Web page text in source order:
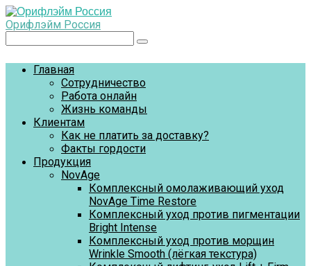
Перейти
к
контенту
Орифлэйм Россия
Главная
Сотрудничество
Работа онлайн
Жизнь команды
Клиентам
Как не платить за доставку?
Факты гордости
Продукция
NovAge
Комплексный омолаживающий уход
NovAge Time Restore
Комплексный уход против пигментации
Bright Intense
Комплексный уход против морщин
Wrinkle Smooth (лёгкая текстура)